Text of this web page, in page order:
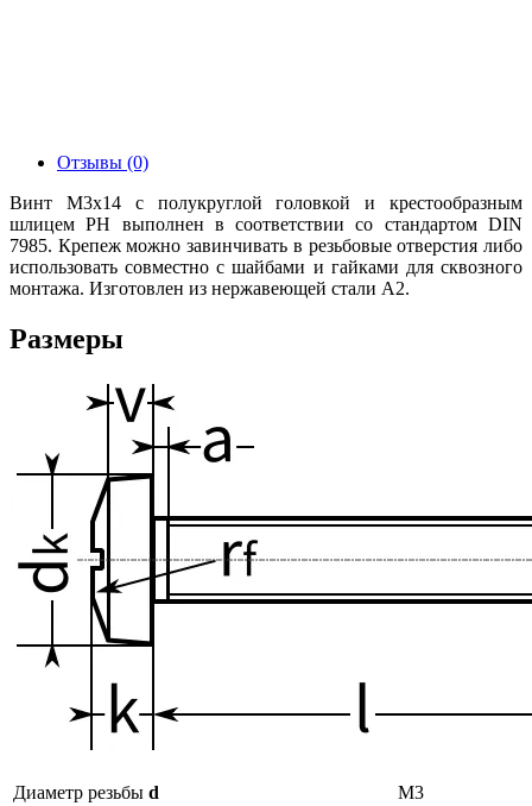
Отзывы (0)
Винт М3х14 с полукруглой головкой и крестообразным
шлицем PH выполнен в соответствии со стандартом DIN
7985. Крепеж можно завинчивать в резьбовые отверстия либо
использовать совместно с шайбами и гайками для сквозного
монтажа. Изготовлен из нержавеющей стали А2.
Размеры
Диаметр резьбы d
М3